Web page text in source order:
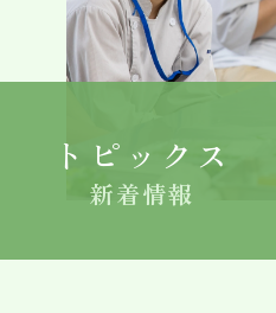
就職
よくある質問
トピックス
新着情報